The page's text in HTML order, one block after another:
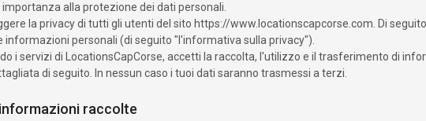
alla protezione dei dati personali.
la privacy di tutti gli utenti del sito https://www.locationscapcorse.com. Di
informazioni personali (di seguito "l'informativa sulla privacy").
i servizi di LocationsCapCorse, accetti la raccolta, l'utilizzo e il trasferimento di
di seguito. In nessun caso i tuoi dati saranno trasmessi a terzi.
raccolte